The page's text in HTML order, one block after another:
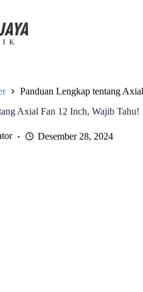
Panduan Lengkap tentang
Axial Fan 12 Inch, Wajib Tahu!
Desember 28, 2024